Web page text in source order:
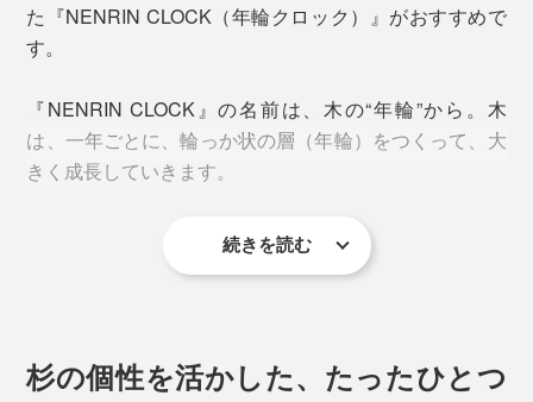
た『NENRIN CLOCK（年輪クロック）』がおすすめで
す。
『NENRIN CLOCK』の名前は、木の“年輪”から。木
は、一年ごとに、輪っか状の層（年輪）をつくって、大
きく成長していきます。
た、私たちの人生のよう。
続きを読む
杉の個性を活かした、たったひとつ